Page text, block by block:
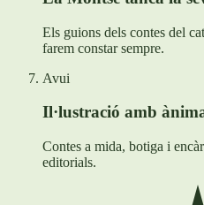
Els guions dels contes del
farem constar sempre.
Avui
Il·lustració amb
Contes a mida, botiga i
editorials.